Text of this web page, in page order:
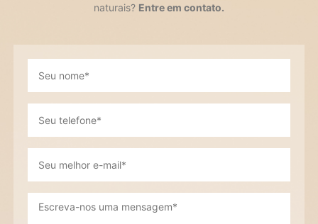
naturais? Entre em contato.